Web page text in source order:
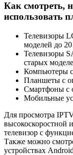
Как смотреть,
использовать
Телевизоры
моделей до
Телевизоры
старых
Компьютеры
Планшеты с
Смартфоны с
Мобильные
Для просмотра
высокоскоростной
телевизор с
Также можно
устройствах